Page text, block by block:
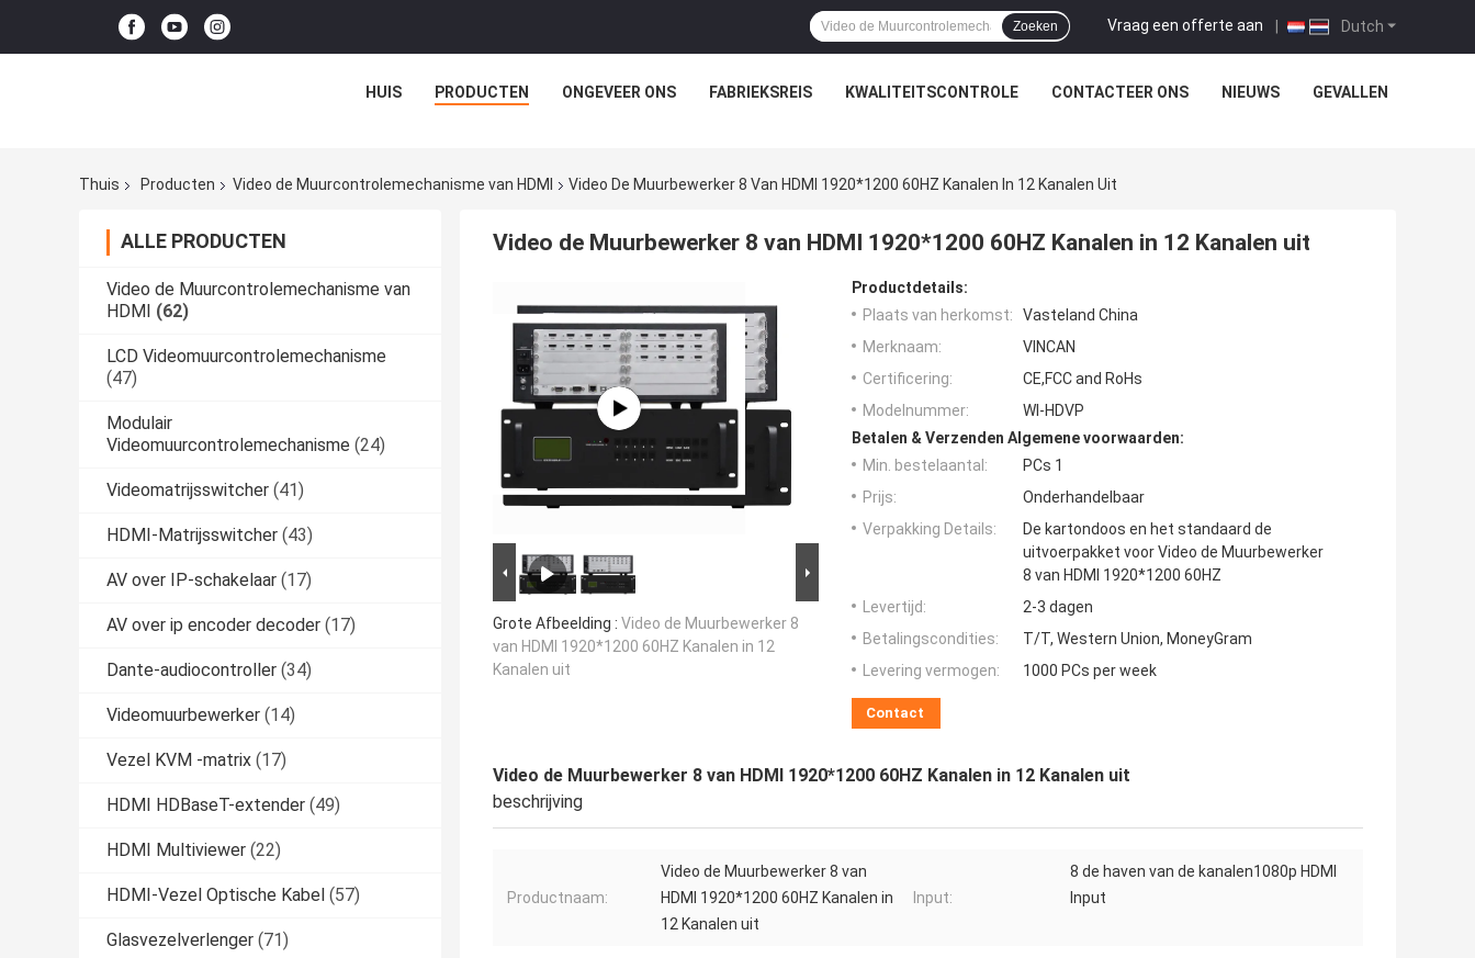
Dutch
Vraag een offerte aan |
Zoeken
HUIS PRODUCTEN ONGEVEER ONS FABRIEKSREIS KWALITEITSCONTROLE CONTACTEER ONS NIEUWS GEVALLEN
Thuis Producten Video de Muurcontrolemechanisme van HDMI Video De Muurbewerker 8 Van HDMI 1920*1200 60HZ Kanalen In 12 Kanalen Uit
ALLE PRODUCTEN
Video de Muurcontrolemechanisme van
HDMI
(62)
LCD Videomuurcontrolemechanisme
(47)
Modulair
Videomuurcontrolemechanisme (24)
Videomatrijsswitcher (41)
HDMI-Matrijsswitcher (43)
AV over IP-schakelaar (17)
AV over ip encoder decoder (17)
Dante-audiocontroller (34)
Videomuurbewerker (14)
Vezel KVM -matrix (17)
HDMI HDBaseT-extender (49)
HDMI Multiviewer (22)
HDMI-Vezel Optische Kabel (57)
Glasvezelverlenger (71)
Video de Muurbewerker 8 van HDMI 1920*1200 60HZ Kanalen in 12 Kanalen uit
Grote Afbeelding : Video de Muurbewerker 8
van HDMI 1920*1200 60HZ Kanalen in 12
Kanalen uit
Productdetails:
Plaats van herkomst:
Vasteland China
Merknaam:
VINCAN
Certificering:
CE,FCC and RoHs
Modelnummer:
Wl-HDVP
Betalen & Verzenden Algemene voorwaarden:
Min. bestelaantal:
PCs 1
Prijs:
Onderhandelbaar
Verpakking Details:
De kartondoos en het standaard de
uitvoerpakket voor Video de Muurbewerker
8 van HDMI 1920*1200 60HZ
Levertijd:
2-3 dagen
Betalingscondities:
T/T, Western Union, MoneyGram
Levering vermogen:
1000 PCs per week
Contact
Video de Muurbewerker 8 van HDMI 1920*1200 60HZ Kanalen in 12 Kanalen uit
beschrijving
Productnaam:
Video de Muurbewerker 8 van
HDMI 1920*1200 60HZ Kanalen in
12 Kanalen uit
Input:
8 de haven van de kanalen1080p HDMI
Input